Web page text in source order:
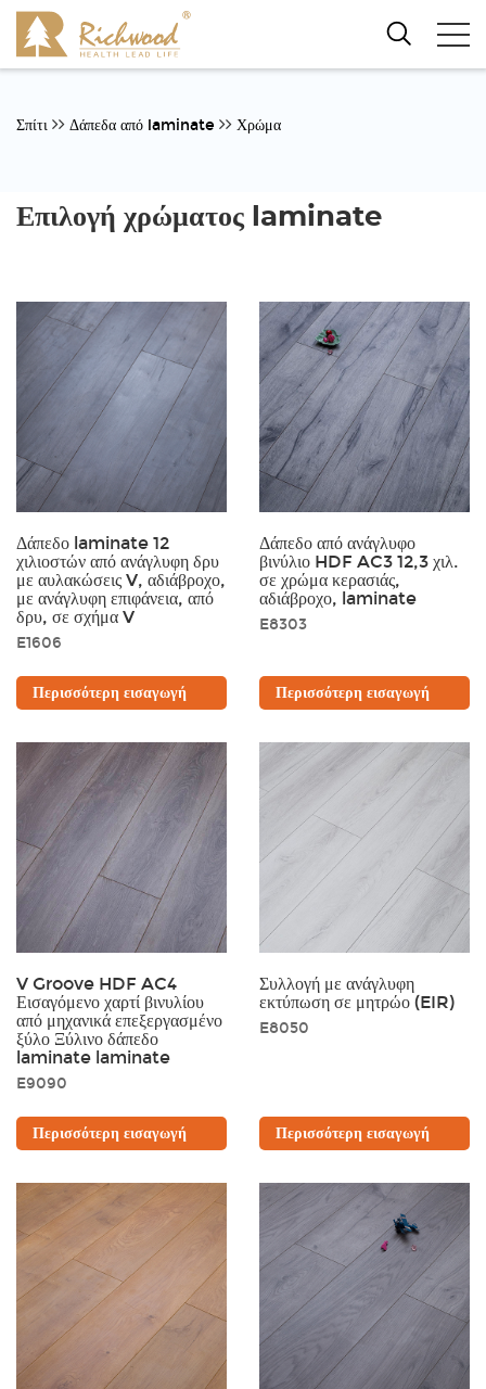
Σπίτι Δάπεδα από laminate Χρώμα
Επιλογή χρώματος laminate
Δάπεδο laminate 12
χιλιοστών από ανάγλυφη δρυ
με αυλακώσεις V, αδιάβροχο,
με ανάγλυφη επιφάνεια, από
δρυ, σε σχήμα V
E1606
Περισσότερη εισαγωγή
Δάπεδο από ανάγλυφο
βινύλιο HDF AC3 12,3 χιλ.
σε χρώμα κερασιάς,
αδιάβροχο, laminate
E8303
Περισσότερη εισαγωγή
V Groove HDF AC4
Εισαγόμενο χαρτί βινυλίου
από μηχανικά επεξεργασμένο
ξύλο Ξύλινο δάπεδο
laminate laminate
E9090
Περισσότερη εισαγωγή
Συλλογή με ανάγλυφη
εκτύπωση σε μητρώο (EIR)
E8050
Περισσότερη εισαγωγή